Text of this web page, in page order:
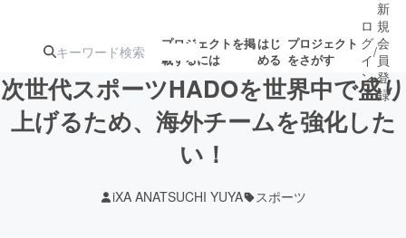
プロジェクトを掲
載するには
はじ
める
プロジェクト
をさがす
注目の新着プロ
ロ
グ
イ
ン
/
新
規
会
員
登
録
次世代スポーツHADOを世界中で盛り
上げるため、海外チームを強化した
い！
iXA ANATSUCHI YUYA スポーツ